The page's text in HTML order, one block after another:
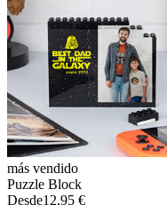
más vendido
Puzzle Block
Desde12,95 €